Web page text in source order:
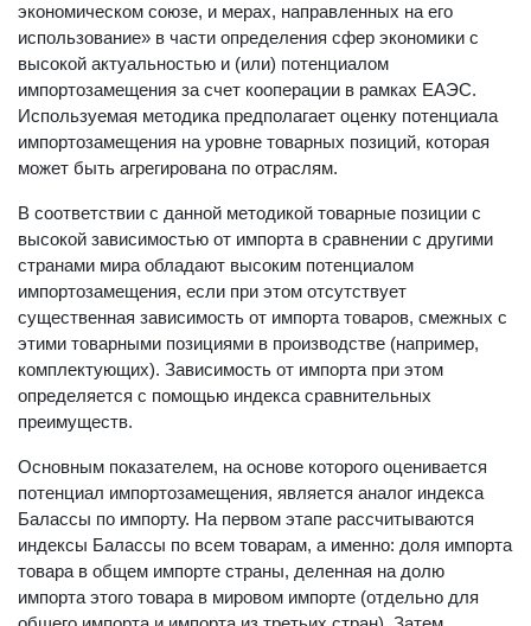
экономическом союзе, и мерах, направленных на его
использование» в части определения сфер экономики с
высокой актуальностью и (или) потенциалом
импортозамещения за счет кооперации в рамках ЕАЭС.
Используемая методика предполагает оценку потенциала
импортозамещения на уровне товарных позиций, которая
может быть агрегирована по отраслям.
В соответствии с данной методикой товарные позиции с
высокой зависимостью от импорта в сравнении с другими
странами мира обладают высоким потенциалом
импортозамещения, если при этом отсутствует
существенная зависимость от импорта товаров, смежных с
этими товарными позициями в производстве (например,
комплектующих). Зависимость от импорта при этом
определяется с помощью индекса сравнительных
преимуществ.
Основным показателем, на основе которого оценивается
потенциал импортозамещения, является аналог индекса
Балассы по импорту. На первом этапе рассчитываются
индексы Балассы по всем товарам, а именно: доля импорта
товара в общем импорте страны, деленная на долю
импорта этого товара в мировом импорте (отдельно для